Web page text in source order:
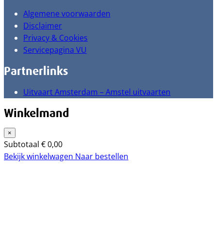
Algemene voorwaarden
Disclaimer
Privacy & Cookies
Servicepagina VU
Partnerlinks
Uitvaart Amsterdam – Amstel uitvaarten
Winkelmand
×
Subtotaal €0,00
Bekijk winkelwagen Naar bestellen